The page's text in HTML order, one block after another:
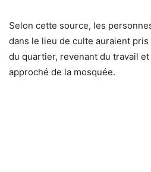
Selon cette source, les
dans le lieu de culte auraient
du quartier, revenant du travail
approché de la mosquée.